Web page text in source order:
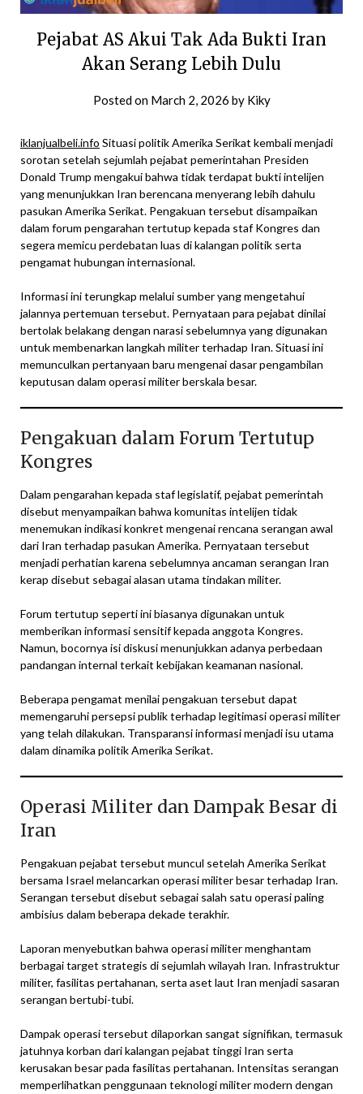
Pejabat AS Akui Tak Ada Bukti Iran
Akan Serang Lebih Dulu
Posted on March 2, 2026 by Kiky
iklanjualbeli.info Situasi politik Amerika Serikat kembali menjadi
sorotan setelah sejumlah pejabat pemerintahan Presiden
Donald Trump mengakui bahwa tidak terdapat bukti intelijen
yang menunjukkan Iran berencana menyerang lebih dahulu
pasukan Amerika Serikat. Pengakuan tersebut disampaikan
dalam forum pengarahan tertutup kepada staf Kongres dan
segera memicu perdebatan luas di kalangan politik serta
pengamat hubungan internasional.
Informasi ini terungkap melalui sumber yang mengetahui
jalannya pertemuan tersebut. Pernyataan para pejabat dinilai
bertolak belakang dengan narasi sebelumnya yang digunakan
untuk membenarkan langkah militer terhadap Iran. Situasi ini
memunculkan pertanyaan baru mengenai dasar pengambilan
keputusan dalam operasi militer berskala besar.
Pengakuan dalam Forum Tertutup
Kongres
Dalam pengarahan kepada staf legislatif, pejabat pemerintah
disebut menyampaikan bahwa komunitas intelijen tidak
menemukan indikasi konkret mengenai rencana serangan awal
dari Iran terhadap pasukan Amerika. Pernyataan tersebut
menjadi perhatian karena sebelumnya ancaman serangan Iran
kerap disebut sebagai alasan utama tindakan militer.
Forum tertutup seperti ini biasanya digunakan untuk
memberikan informasi sensitif kepada anggota Kongres.
Namun, bocornya isi diskusi menunjukkan adanya perbedaan
pandangan internal terkait kebijakan keamanan nasional.
Beberapa pengamat menilai pengakuan tersebut dapat
memengaruhi persepsi publik terhadap legitimasi operasi militer
yang telah dilakukan. Transparansi informasi menjadi isu utama
dalam dinamika politik Amerika Serikat.
Operasi Militer dan Dampak Besar di
Iran
Pengakuan pejabat tersebut muncul setelah Amerika Serikat
bersama Israel melancarkan operasi militer besar terhadap Iran.
Serangan tersebut disebut sebagai salah satu operasi paling
ambisius dalam beberapa dekade terakhir.
Laporan menyebutkan bahwa operasi militer menghantam
berbagai target strategis di sejumlah wilayah Iran. Infrastruktur
militer, fasilitas pertahanan, serta aset laut Iran menjadi sasaran
serangan bertubi-tubi.
Dampak operasi tersebut dilaporkan sangat signifikan, termasuk
jatuhnya korban dari kalangan pejabat tinggi Iran serta
kerusakan besar pada fasilitas pertahanan. Intensitas serangan
memperlihatkan penggunaan teknologi militer modern dengan